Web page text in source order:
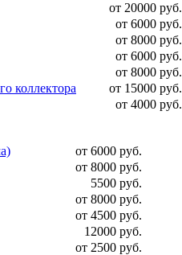
от 20000 руб.
от 6000 руб.
от 8000 руб.
от 6000 руб.
от 8000 руб.
коллектора
от 15000 руб.
от 4000 руб.
от 6000 руб.
от 8000 руб.
5500 руб.
от 8000 руб.
от 4500 руб.
12000 руб.
от 2500 руб.